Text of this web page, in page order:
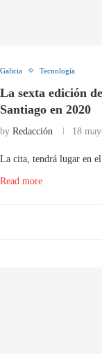
Galicia Tecnología
La sexta edición
Santiago en 2020
by Redacción 18
La cita, tendrá lugar en
Read more